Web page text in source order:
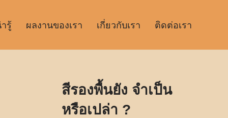
รู้ ผลงานของเรา เกี่ยวกับเรา ติดต่อเรา
สีรองพื้นยัง จำเป็น
หรือเปล่า ?